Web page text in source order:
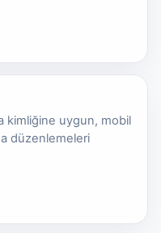
kimliğine uygun, mobil
düzenlemeleri